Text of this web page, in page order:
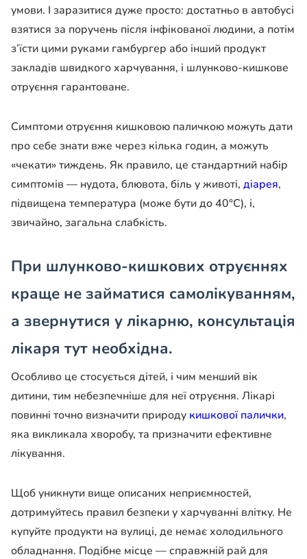
умови. І заразитися дуже просто: достатньо в автобусі
взятися за поручень після інфікованої людини, а потім
з’їсти цими руками гамбургер або інший продукт
закладів швидкого харчування, і шлунково-кишкове
отруєння гарантоване.
Симптоми отруєння кишковою паличкою можуть дати
про себе знати вже через кілька годин, а можуть
«чекати» тиждень. Як правило, це стандартний набір
симптомів — нудота, блювота, біль у животі, діарея,
підвищена температура (може бути до 40°С), і,
звичайно, загальна слабкість.
При шлунково-кишкових отруєннях
краще не займатися самолікуванням,
а звернутися у лікарню, консультація
лікаря тут необхідна.
Особливо це стосується дітей, і чим менший вік
дитини, тим небезпечніше для неї отруєння. Лікарі
повинні точно визначити природу кишкової палички,
яка викликала хворобу, та призначити ефективне
лікування.
Щоб уникнути вище описаних неприємностей,
дотримуйтесь правил безпеки у харчуванні влітку. Не
купуйте продукти на вулиці, де немає холодильного
обладнання. Подібне місце — справжній рай для